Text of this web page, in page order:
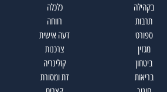
בקהילה
תרבות
ספורט
מגזין
ביטחון
בריאות
כלכלה
רווחה
דעה אישית
צרכנות
קולינריה
דת ומסורת